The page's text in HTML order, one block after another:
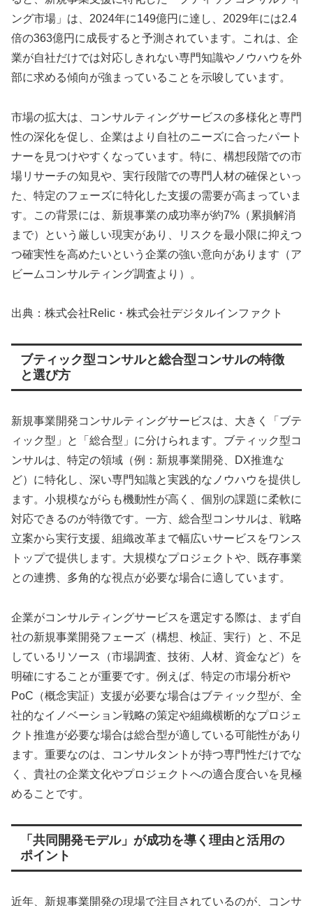
ング市場」は、2024年に149億円に達し、2029年には2.4
倍の363億円に成長すると予測されています。これは、企
業が自社だけでは対応しきれない専門知識やノウハウを外
部に求める傾向が強まっていることを示唆しています。
市場の拡大は、コンサルティングサービスの多様化と専門
性の深化を促し、企業はより自社のニーズに合ったパート
ナーを見つけやすくなっています。特に、構想段階での市
場リサーチの知見や、実行段階での専門人材の確保といっ
た、特定のフェーズに特化した支援の需要が高まっていま
す。この背景には、新規事業の成功率が約7%（累損解消
まで）という厳しい現実があり、リスクを最小限に抑えつ
つ確実性を高めたいという企業の強い意向があります（ア
ビームコンサルティング調査より）。
出典：株式会社Relic・株式会社デジタルインファクト
ブティック型コンサルと総合型コンサルの特徴
と選び方
新規事業開発コンサルティングサービスは、大きく「ブテ
ィック型」と「総合型」に分けられます。ブティック型コ
ンサルは、特定の領域（例：新規事業開発、DX推進な
ど）に特化し、深い専門知識と実践的なノウハウを提供し
ます。小規模ながらも機動性が高く、個別の課題に柔軟に
対応できるのが特徴です。一方、総合型コンサルは、戦略
立案から実行支援、組織改革まで幅広いサービスをワンス
トップで提供します。大規模なプロジェクトや、既存事業
との連携、多角的な視点が必要な場合に適しています。
企業がコンサルティングサービスを選定する際は、まず自
社の新規事業開発フェーズ（構想、検証、実行）と、不足
しているリソース（市場調査、技術、人材、資金など）を
明確にすることが重要です。例えば、特定の市場分析や
PoC（概念実証）支援が必要な場合はブティック型が、全
社的なイノベーション戦略の策定や組織横断的なプロジェ
クト推進が必要な場合は総合型が適している可能性があり
ます。重要なのは、コンサルタントが持つ専門性だけでな
く、貴社の企業文化やプロジェクトへの適合度合いを見極
めることです。
「共同開発モデル」が成功を導く理由と活用の
ポイント
近年、新規事業開発の現場で注目されているのが、コンサ